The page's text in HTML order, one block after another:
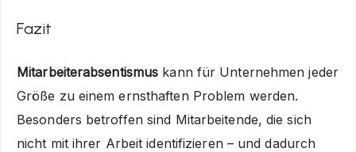
Fazit
Mitarbeiterabsentismus kann für Unternehmen jeder
Größe zu einem ernsthaften Problem werden.
Besonders betroffen sind Mitarbeitende, die sich
nicht mit ihrer Arbeit identifizieren – und dadurch